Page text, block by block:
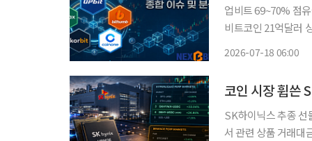
업비트 69~70% 점
비트코인 21억달러 상
2026-07-18 06:00
코인 시장 휩쓴
SK하이닉스 추종
서 관련 상품 거래대